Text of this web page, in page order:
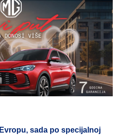
sada po specijalnoj